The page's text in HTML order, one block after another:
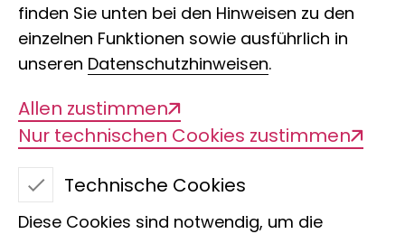
Video
finden Sie unten bei den Hinweisen zu den
einzelnen Funktionen sowie ausführlich in
unseren Datenschutzhinweisen.
Allen zustimmen
Nur technischen Cookies zustimmen
Technische Cookies
Diese Cookies sind notwendig, um die